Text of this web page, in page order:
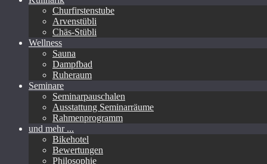
Churfirstenstube
Arvenstübli
Chäs-Stübli
Wellness
Sauna
Dampfbad
Ruheraum
Seminare
Seminarpauschalen
Ausstattung Seminarräume
Rahmenprogramm
und mehr ...
Bikehotel
Bewertungen
Philosophie